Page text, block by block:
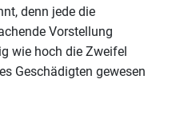
denn jede die
Vorstellung
wie hoch die Zweifel
Geschädigten gewesen